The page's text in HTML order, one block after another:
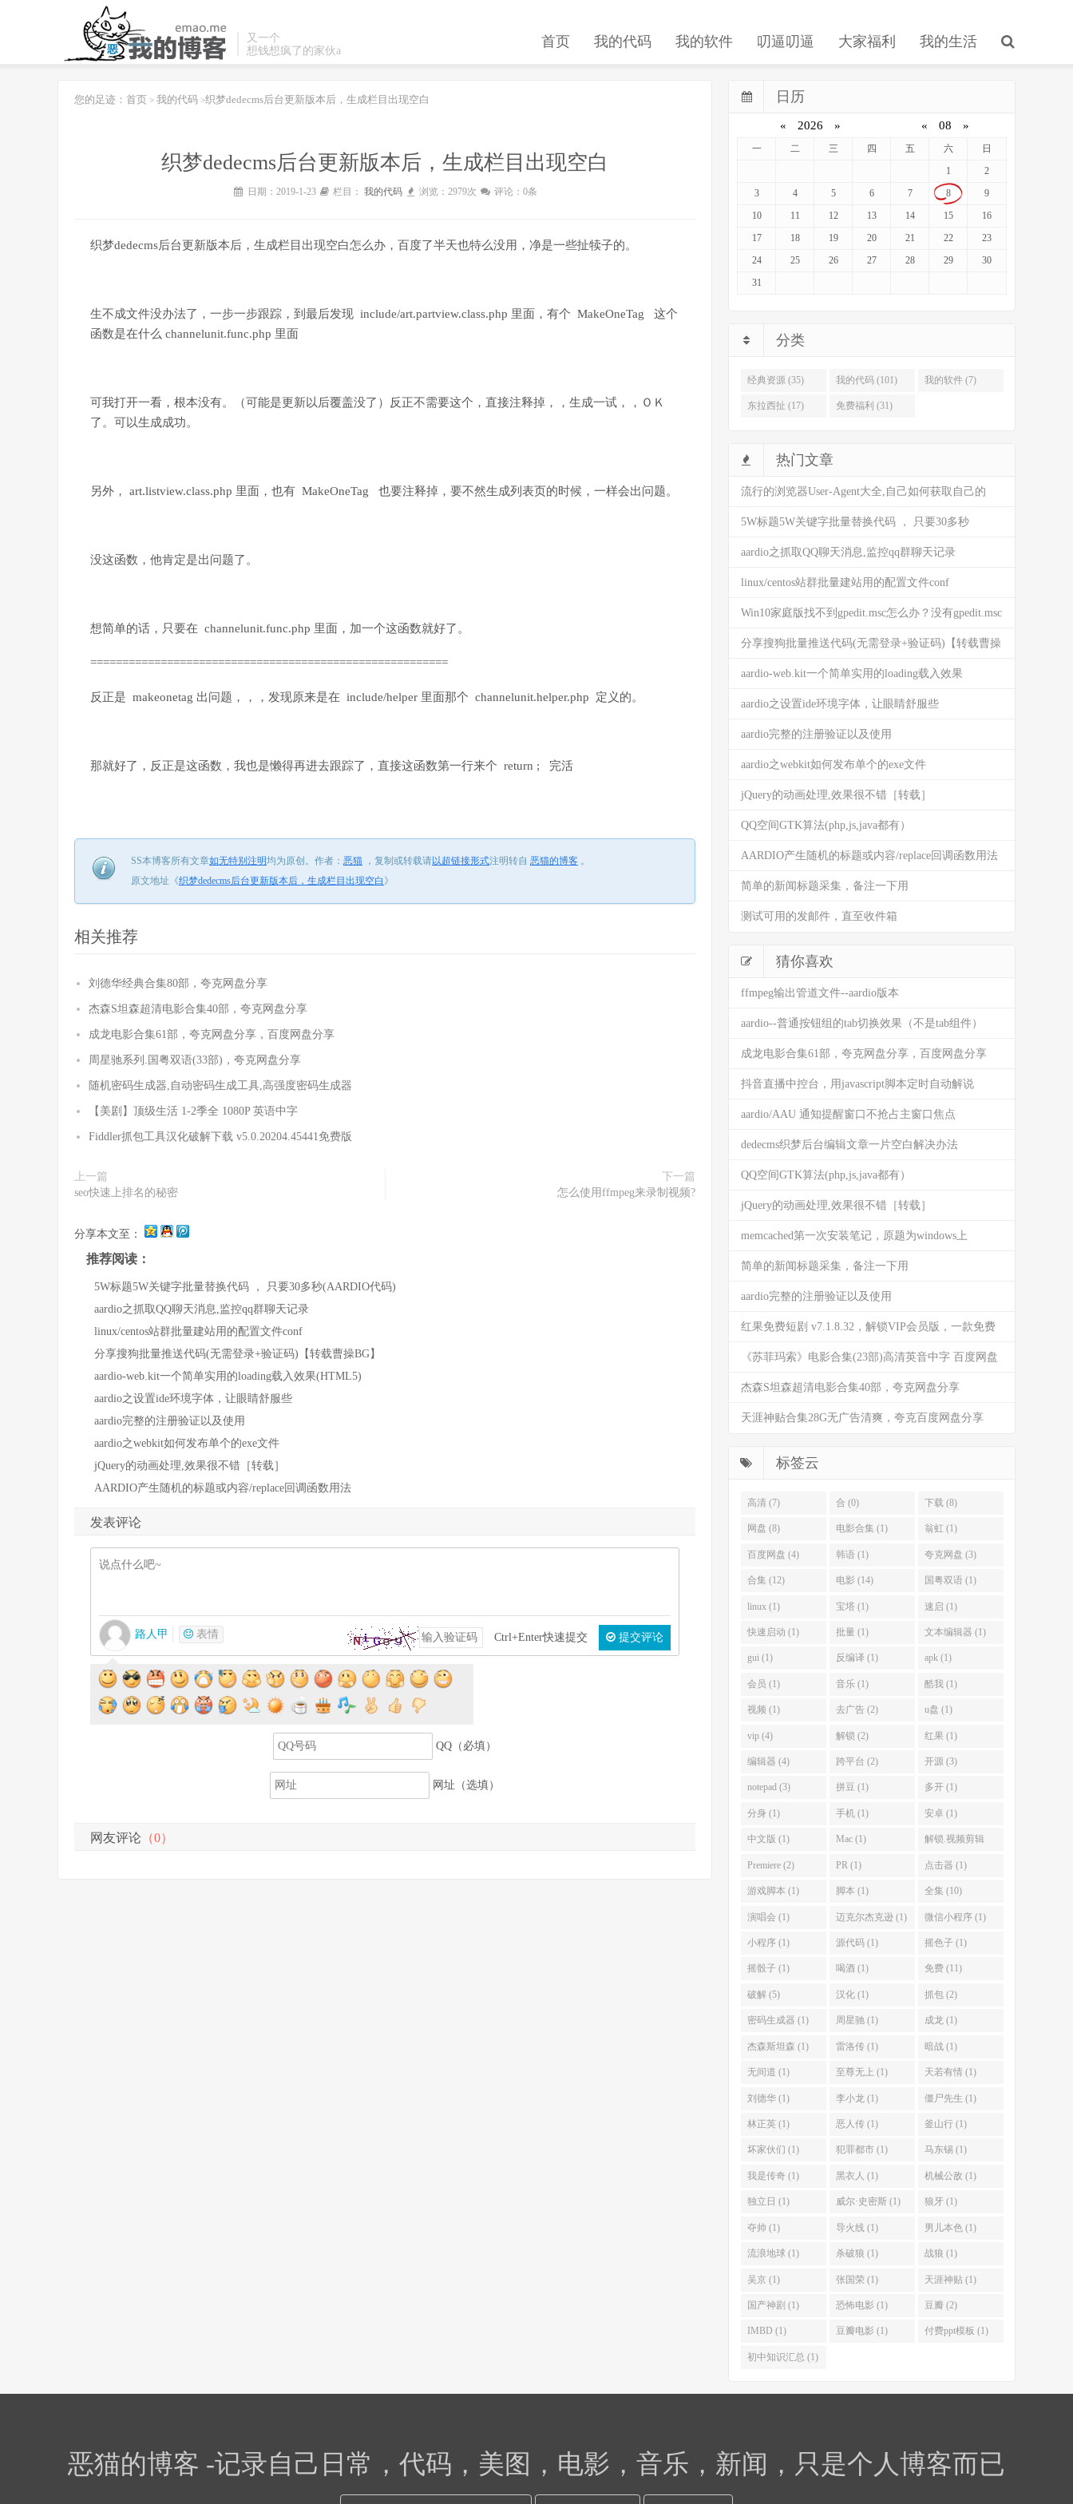
又一个
想钱想疯了的家伙a
首页 我的代码 我的软件 叨逼叨逼 大家福利 我的生活
您的足迹： 首页 > 我的代码 >织梦dedecms后台更新版本后，生成栏目出现空白
织梦dedecms后台更新版本后，生成栏目出现空白
日期：2019-1-23 栏目： 我的代码 浏览：2979次 评论：0条
织梦dedecms后台更新版本后，生成栏目出现空白怎么办，百度了半天也特么没用，净是一些扯犊子的。
生不成文件没办法了，一步一步跟踪，到最后发现 include/art.partview.class.php 里面，有个 MakeOneTag 这个
函数是在什么 channelunit.func.php 里面
可我打开一看，根本没有。（可能是更新以后覆盖没了）反正不需要这个，直接注释掉，，生成一试，，ＯＫ
了。可以生成成功。
另外， art.listview.class.php 里面，也有 MakeOneTag 也要注释掉，要不然生成列表页的时候，一样会出问题。
没这函数，他肯定是出问题了。
想简单的话，只要在 channelunit.func.php 里面，加一个这函数就好了。
========================================================
反正是 makeonetag 出问题，，，发现原来是在 include/helper 里面那个 channelunit.helper.php 定义的。
那就好了，反正是这函数，我也是懒得再进去跟踪了，直接这函数第一行来个 return ; 完活
SS本博客所有文章如无特别注明均为原创。 作者： 恶猫 ， 复制或转载请以超链接形式注明转自 恶猫的博客 。
原文地址《织梦dedecms后台更新版本后，生成栏目出现空白 》
相关推荐
刘德华经典合集80部，夸克网盘分享
杰森S坦森超清电影合集40部，夸克网盘分享
成龙电影合集61部，夸克网盘分享，百度网盘分享
周星驰系列.国粤双语(33部)，夸克网盘分享
随机密码生成器,自动密码生成工具,高强度密码生成器
【美剧】顶级生活 1-2季全 1080P 英语中字
Fiddler抓包工具汉化破解下载 v5.0.20204.45441免费版
上一篇
seo快速上排名的秘密
下一篇
怎么使用ffmpeg来录制视频?
分享本文至：
推荐阅读：
5W标题5W关键字批量替换代码 ， 只要30多秒(AARDIO代码)
aardio之抓取QQ聊天消息,监控qq群聊天记录
linux/centos站群批量建站用的配置文件conf
分享搜狗批量推送代码(无需登录+验证码)【转载曹操BG】
aardio-web.kit一个简单实用的loading载入效果(HTML5)
aardio之设置ide环境字体，让眼睛舒服些
aardio完整的注册验证以及使用
aardio之webkit如何发布单个的exe文件
jQuery的动画处理,效果很不错［转载］
AARDIO产生随机的标题或内容/replace回调函数用法
发表评论
路人甲 表情 Ctrl+Enter快速提交 提交评论
QQ（必填）
网址（选填）
网友评论 （0）
日历
« 2026 » « 08 »
一 二 三 四 五 六
日
1
2
3
4 5 6 7 8
9
10
11 12 13 14 15
16
17
18 19 20 21 22
23
24
25 26 27 28 29
30
31
分类
经典资源 (35) 我的代码 (101) 我的软件 (7)
东拉西扯 (17) 免费福利 (31)
热门文章
流行的浏览器User-Agent大全,自己如何获取自己的
user-agent
5W标题5W关键字批量替换代码 ， 只要30多秒
(AARDIO代码)
aardio之抓取QQ聊天消息,监控qq群聊天记录
linux/centos站群批量建站用的配置文件conf
Win10家庭版找不到gpedit.msc怎么办？没有gpedit.msc
是什么情况？来这看看解决方法
分享搜狗批量推送代码(无需登录+验证码)【转载曹操
BG】
aardio-web.kit一个简单实用的loading载入效果
(HTML5)
aardio之设置ide环境字体，让眼睛舒服些
aardio完整的注册验证以及使用
aardio之webkit如何发布单个的exe文件
jQuery的动画处理,效果很不错［转载］
QQ空间GTK算法(php,js,java都有）
AARDIO产生随机的标题或内容/replace回调函数用法
简单的新闻标题采集，备注一下用
测试可用的发邮件，直至收件箱
猜你喜欢
ffmpeg输出管道文件--aardio版本
aardio--普通按钮组的tab切换效果（不是tab组件）
成龙电影合集61部，夸克网盘分享，百度网盘分享
抖音直播中控台，用javascript脚本定时自动解说
aardio/AAU 通知提醒窗口不抢占主窗口焦点
dedecms织梦后台编辑文章一片空白解决办法
QQ空间GTK算法(php,js,java都有）
jQuery的动画处理,效果很不错［转载］
memcached第一次安装笔记，原题为windows上
phpstudy配置memcache
简单的新闻标题采集，备注一下用
aardio完整的注册验证以及使用
红果免费短剧 v7.1.8.32，解锁VIP会员版，一款免费
视频看短剧软件
《苏菲玛索》电影合集(23部)高清英音中字 百度网盘
下载
杰森S坦森超清电影合集40部，夸克网盘分享
天涯神贴合集28G无广告清爽，夸克百度网盘分享
标签云
高清 (7) 合 (0) 下载 (8)
网盘 (8) 电影合集 (1) 翁虹 (1)
百度网盘 (4) 韩语 (1) 夸克网盘 (3)
合集 (12) 电影 (14) 国粤双语 (1)
linux (1) 宝塔 (1) 速启 (1)
快速启动 (1) 批量 (1) 文本编辑器 (1)
gui (1) 反编译 (1) apk (1)
会员 (1) 音乐 (1) 酷我 (1)
视频 (1) 去广告 (2) u盘 (1)
vip (4) 解锁 (2) 红果 (1)
编辑器 (4) 跨平台 (2) 开源 (3)
notepad (3) 拼豆 (1) 多开 (1)
分身 (1) 手机 (1) 安卓 (1)
中文版 (1) Mac (1) 解锁.视频剪辑
(1)
Premiere (2) PR (1) 点击器 (1)
游戏脚本 (1) 脚本 (1) 全集 (10)
演唱会 (1) 迈克尔杰克逊 (1) 微信小程序 (1)
小程序 (1) 源代码 (1) 摇色子 (1)
摇骰子 (1) 喝酒 (1) 免费 (11)
破解 (5) 汉化 (1) 抓包 (2)
密码生成器 (1) 周星驰 (1) 成龙 (1)
杰森斯坦森 (1) 雷洛传 (1) 暗战 (1)
无间道 (1) 至尊无上 (1) 天若有情 (1)
刘德华 (1) 李小龙 (1) 僵尸先生 (1)
林正英 (1) 恶人传 (1) 釜山行 (1)
坏家伙们 (1) 犯罪都市 (1) 马东锡 (1)
我是传奇 (1) 黑衣人 (1) 机械公敌 (1)
独立日 (1) 威尔·史密斯 (1) 狼牙 (1)
夺帅 (1) 导火线 (1) 男儿本色 (1)
流浪地球 (1) 杀破狼 (1) 战狼 (1)
吴京 (1) 张国荣 (1) 天涯神贴 (1)
国产神剧 (1) 恐怖电影 (1) 豆瓣 (2)
IMBD (1) 豆瓣电影 (1) 付费ppt模板 (1)
初中知识汇总 (1)
恶猫的博客 -记录自己日常，代码，美图，电影，音乐，新闻，只是个人博客而已